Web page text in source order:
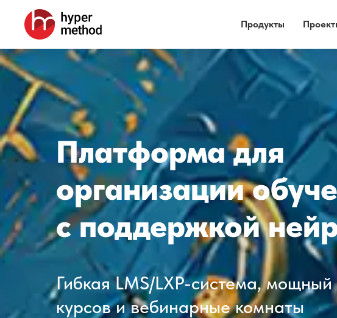
Продукты
Платформа для
организации
с поддержкой
Гибкая LMS/LXP-система, мощный
курсов и вебинарные комнаты